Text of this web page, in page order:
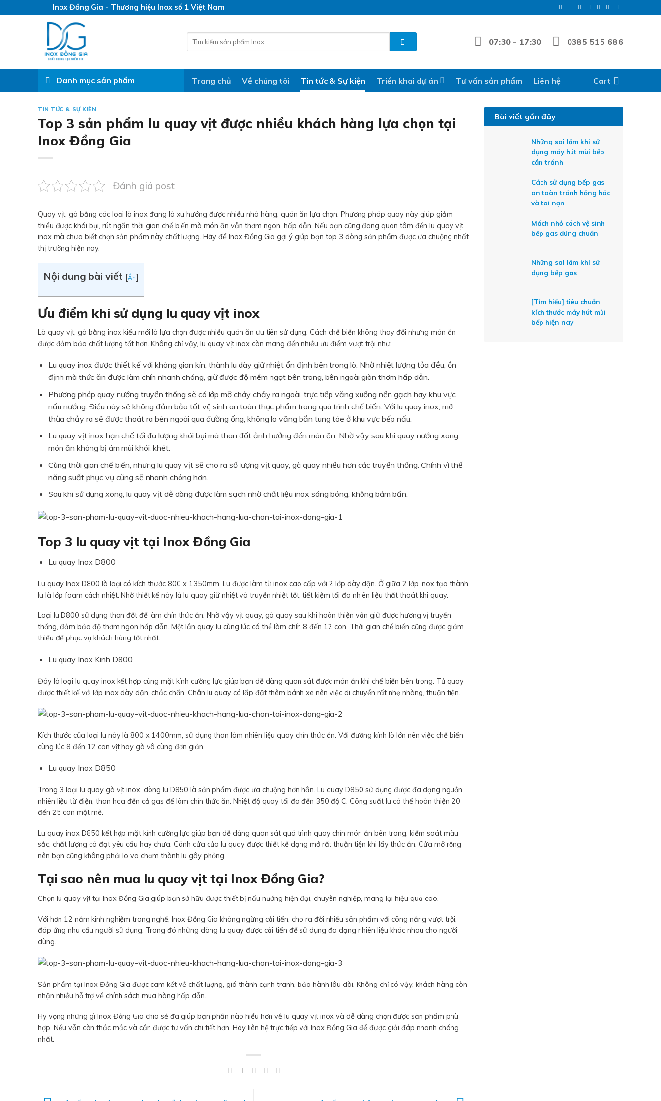
to
Inox Đồng Gia - Thương hiệu Inox số 1 Việt Nam
for:
07:30 - 17:30 0385 515 686
Danh mục sản phẩm Trang chủ Về chúng tôi Tin tức & Sự kiện Triển khai dự án Tư vấn sản phẩm Liên hệ Cart
TIN TỨC & SỰ KIỆN
Top 3 sản phẩm lu quay vịt được nhiều khách hàng lựa chọn tại
Inox Đồng Gia
Đánh giá post
Quay vịt, gà bằng các loại lò inox đang là xu hướng được nhiều nhà hàng, quán ăn lựa chọn. Phương pháp quay này giúp giảm
thiểu được khói bụi, rút ngắn thời gian chế biến mà món ăn vẫn thơm ngon, hấp dẫn. Nếu bạn cũng đang quan tâm đến lu quay vịt
inox mà chưa biết chọn sản phẩm này chất lượng. Hãy để Inox Đồng Gia gợi ý giúp bạn top 3 dòng sản phẩm được ưa chuộng nhất
thị trường hiện nay.
Nội dung bài viết [Ẩn]
Ưu điểm khi sử dụng lu quay vịt inox
Lò quay vịt, gà bằng inox kiểu mới là lựa chọn được nhiều quán ăn ưu tiên sử dụng. Cách chế biến không thay đổi nhưng món ăn
được đảm bảo chất lượng tốt hơn. Không chỉ vậy, lu quay vịt inox còn mang đến nhiều ưu điểm vượt trội như:
Lu quay inox được thiết kế với không gian kín, thành lu dày giữ nhiệt ổn định bên trong lò. Nhờ nhiệt lượng tỏa đều, ổn
định mà thức ăn được làm chín nhanh chóng, giữ được độ mềm ngọt bên trong, bên ngoài giòn thơm hấp dẫn.
Phương pháp quay nướng truyền thống sẽ có lớp mỡ cháy chảy ra ngoài, trực tiếp văng xuống nền gạch hay khu vực
nấu nướng. Điều này sẽ không đảm bảo tốt vệ sinh an toàn thực phẩm trong quá trình chế biến. Với lu quay inox, mỡ
thừa chảy ra sẽ được thoát ra bên ngoài qua đường ống, không lo văng bắn tung tóe ở khu vực bếp nấu.
Lu quay vịt inox hạn chế tối đa lượng khói bụi mà than đốt ảnh hưởng đến món ăn. Nhờ vậy sau khi quay nướng xong,
món ăn không bị ám mùi khói, khét.
Cùng thời gian chế biến, nhưng lu quay vịt sẽ cho ra số lượng vịt quay, gà quay nhiều hơn các truyền thống. Chính vì thế
năng suất phục vụ cũng sẽ nhanh chóng hơn.
Sau khi sử dụng xong, lu quay vịt dễ dàng được làm sạch nhờ chất liệu inox sáng bóng, không bám bẩn.
Top 3 lu quay vịt tại Inox Đồng Gia
Lu quay Inox D800
Lu quay Inox D800 là loại có kích thước 800 x 1350mm. Lu được làm từ inox cao cấp với 2 lớp dày dặn. Ở giữa 2 lớp inox tạo thành
lu là lớp foam cách nhiệt. Nhờ thiết kế này là lu quay giữ nhiệt và truyền nhiệt tốt, tiết kiệm tối đa nhiên liệu thất thoát khi quay.
Loại lu D800 sử dụng than đốt để làm chín thức ăn. Nhờ vậy vịt quay, gà quay sau khi hoàn thiện vẫn giữ được hương vị truyền
thống, đảm bảo độ thơm ngon hấp dẫn. Một lần quay lu cùng lúc có thể làm chín 8 đến 12 con. Thời gian chế biến cũng được giảm
thiểu để phục vụ khách hàng tốt nhất.
Lu quay Inox Kinh D800
Đây là loại lu quay inox kết hợp cùng mặt kính cường lực giúp bạn dễ dàng quan sát được món ăn khi chế biến bên trong. Tủ quay
được thiết kế với lớp inox dày dặn, chắc chắn. Chân lu quay có lắp đặt thêm bánh xe nên việc di chuyển rất nhẹ nhàng, thuận tiện.
Kích thước của loại lu này là 800 x 1400mm, sử dụng than làm nhiên liệu quay chín thức ăn. Với đường kính lò lớn nên việc chế biến
cùng lúc 8 đến 12 con vịt hay gà vô cùng đơn giản.
Lu quay Inox D850
Trong 3 loại lu quay gà vịt inox, dòng lu D850 là sản phẩm được ưa chuộng hơn hẳn. Lu quay D850 sử dụng được đa dạng nguồn
nhiên liệu từ điện, than hoa đến cả gas để làm chín thức ăn. Nhiệt độ quay tối đa đến 350 độ C. Công suất lu có thể hoàn thiện 20
đến 25 con một mẻ.
Lu quay inox D850 kết hợp mặt kính cường lực giúp bạn dễ dàng quan sát quá trình quay chín món ăn bên trong, kiểm soát màu
sắc, chất lượng có đạt yêu cầu hay chưa. Cánh cửa của lu quay được thiết kế dạng mở rất thuận tiện khi lấy thức ăn. Cửa mở rộng
nên bạn cũng không phải lo va chạm thành lu gây phỏng.
Tại sao nên mua lu quay vịt tại Inox Đồng Gia?
Chọn lu quay vịt tại Inox Đồng Gia giúp bạn sở hữu được thiết bị nấu nướng hiện đại, chuyên nghiệp, mang lại hiệu quả cao.
Với hơn 12 năm kinh nghiệm trong nghề, Inox Đồng Gia không ngừng cải tiến, cho ra đời nhiều sản phẩm với công năng vượt trội,
đáp ứng nhu cầu người sử dụng. Trong đó những dòng lu quay được cải tiến để sử dụng đa dạng nhiên liệu khác nhau cho người
dùng.
Sản phẩm tại Inox Đồng Gia được cam kết về chất lượng, giá thành cạnh tranh, bảo hành lâu dài. Không chỉ có vậy, khách hàng còn
nhận nhiều hỗ trợ về chính sách mua hàng hấp dẫn.
Hy vọng những gì Inox Đồng Gia chia sẻ đã giúp bạn phần nào hiểu hơn về lu quay vịt inox và dễ dàng chọn được sản phẩm phù
hợp. Nếu vẫn còn thắc mắc và cần được tư vấn chi tiết hơn. Hãy liên hệ trực tiếp với Inox Đồng Gia để được giải đáp nhanh chóng
nhất.
Bài viết gần đây
Những sai lầm khi sử
dụng máy hút mùi bếp
cần tránh
Cách sử dụng bếp gas
an toàn tránh hỏng hóc
và tai nạn
Mách nhỏ cách vệ sinh
bếp gas đúng chuẩn
Những sai lầm khi sử
dụng bếp gas
[Tìm hiểu] tiêu chuẩn
kích thước máy hút mùi
bếp hiện nay